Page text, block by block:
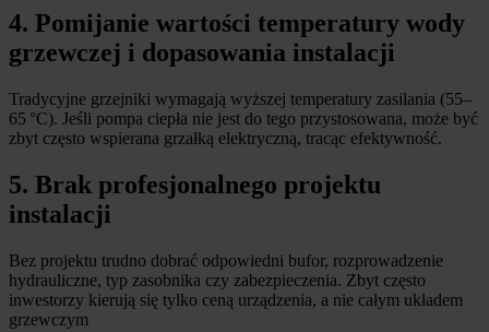
4. Pomijanie wartości temperatury wody
grzewczej i dopasowania instalacji
Tradycyjne grzejniki wymagają wyższej temperatury zasilania (55–
65 °C). Jeśli pompa ciepła nie jest do tego przystosowana, może być
zbyt często wspierana grzałką elektryczną, tracąc efektywność.
5. Brak profesjonalnego projektu
instalacji
Bez projektu trudno dobrać odpowiedni bufor, rozprowadzenie
hydrauliczne, typ zasobnika czy zabezpieczenia. Zbyt często
inwestorzy kierują się tylko ceną urządzenia, a nie całym układem
grzewczym